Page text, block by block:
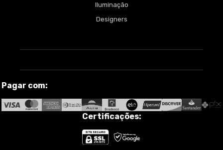
Iluminação
Designers
Pagar com:
Certificações: